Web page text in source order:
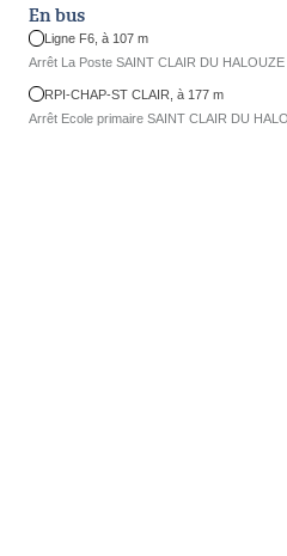
En bus
Ligne F6, à 107 m
Arrêt La Poste SAINT CLAIR DU
RPI-CHAP-ST CLAIR, à 177 m
Arrêt Ecole primaire SAINT CLAIR DU